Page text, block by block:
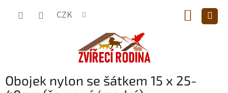
CZK
KOŠÍK
Obojek nylon se šátkem 15 x 25-